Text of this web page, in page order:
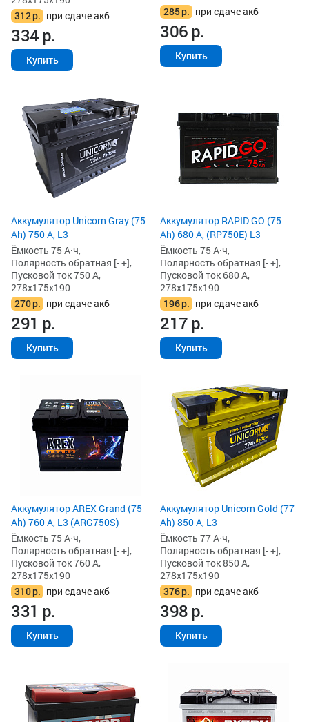
312р. при сдаче акб
334р.
Купить
285р. при сдаче акб
306р.
Купить
Аккумулятор Unicorn Gray (75
Ah) 750 А, L3
Ёмкость 75 А·ч,
Полярность обратная [- +],
Пусковой ток 750 А,
278x175x190
270р. при сдаче акб
291 р.
Купить
Аккумулятор RAPID GO (75
Ah) 680 А, (RP750E) L3
Ёмкость 75 А·ч,
Полярность обратная [- +],
Пусковой ток 680 А,
278x175x190
196р. при сдаче акб
217р.
Купить
Аккумулятор AREX Grand (75
Ah) 760 А, L3 (ARG750S)
Ёмкость 75 А·ч,
Полярность обратная [- +],
Пусковой ток 760 А,
278x175x190
310р. при сдаче акб
331 р.
Купить
Аккумулятор Unicorn Gold (77
Ah) 850 А, L3
Ёмкость 77 А·ч,
Полярность обратная [- +],
Пусковой ток 850 А,
278x175x190
376р. при сдаче акб
398р.
Купить